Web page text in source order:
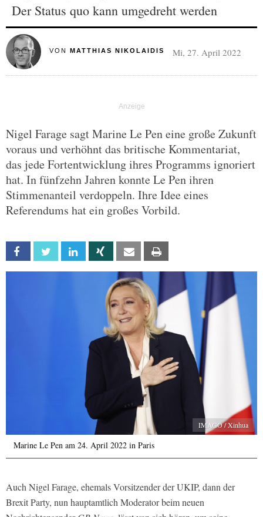
Der Status quo kann umgedreht werden
VON MATTHIAS NIKOLAIDIS Mi, 27. April 2022
Nigel Farage sagt Marine Le Pen eine große Zukunft
voraus und verhöhnt das britische Kommentariat,
das jede Fortentwicklung ihres Programms ignoriert
hat. In fünfzehn Jahren konnte Le Pen ihren
Stimmenanteil verdoppeln. Ihre Idee eines
Referendums hat ein großes Vorbild.
Facebook Twitter Linkedin Xing Email
IMAGO / Xinhua
Marine Le Pen am 24. April 2022 in Paris
Auch Nigel Farage, ehemals Vorsitzender der UKIP, dann der
Brexit Party, nun hauptamtlich Moderator beim neuen